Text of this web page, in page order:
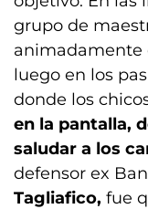
grupo de
animadamente
luego en los
donde los
en la pantalla,
saludar a los
defensor ex
Tagliafico, fue